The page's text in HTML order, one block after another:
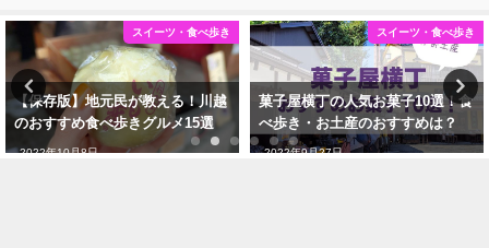
スイーツ・食べ歩き
菓子屋横丁の人気お菓子10選！食
べ歩き・お土産のおすすめは？
2022年9月27日
川越ウェブログ
【川越】全国旅行支援が10月11日
スタート！対象店舗はどこ？
2022年10月19日